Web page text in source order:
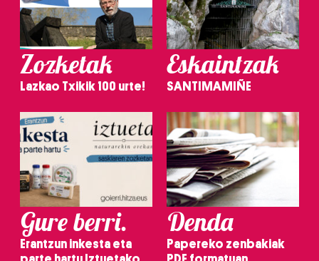
Zozketak
Lazkao Txikik 100 urte!
Eskaintzak
SANTIMAMIÑE
Gure berri.
Erantzun inkesta eta
Denda
Papereko zenbakiak